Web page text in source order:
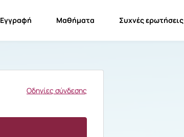
Εγγραφή Μαθήματα Συχνές ερωτήσεις
Οδηγίες σύνδεσης